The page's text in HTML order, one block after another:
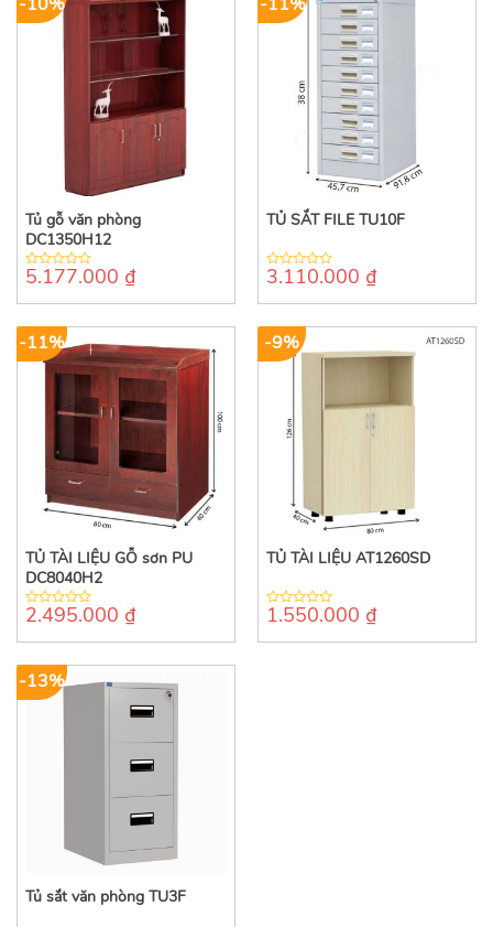
Tủ gỗ văn phòng
DC1350H12
0
of
5.177.000 ₫
TỦ SẮT FILE TU10F
0
of
3.110.000 ₫
-11%
TỦ TÀI LIỆU GỖ sơn PU
DC8040H2
0
of
2.495.000 ₫
-9%
TỦ TÀI LIỆU AT1260SD
0
of
1.550.000 ₫
-13%
Tủ sắt văn phòng TU3F